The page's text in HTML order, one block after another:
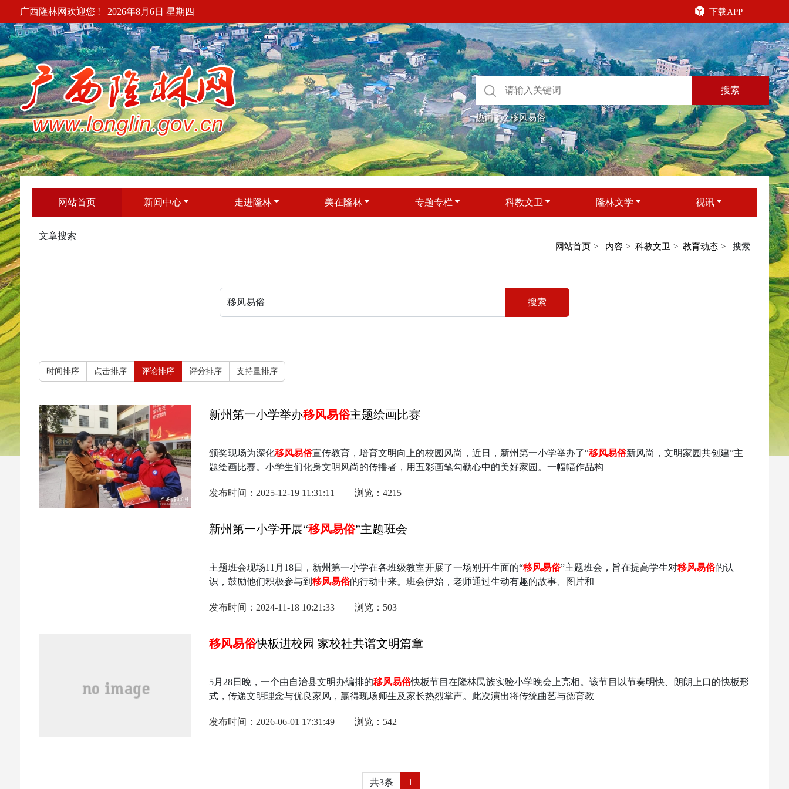
广西隆林网欢迎您 ! 2026年8月6日 星期四 下载APP
搜索
热词： 移风易俗
网站首页 新闻中心 走进隆林 美在隆林 专题专栏 科教文卫 隆林文学 视讯
网站首页 内容 科教文卫 教育动态 搜索
文章搜索
搜索
时间排序 点击排序 评论排序 评分排序 支持量排序
新州第一小学举办移风易俗主题绘画比赛
颁奖现场为深化移风易俗宣传教育，培育文明向上的校园风尚，近日，新州第一小学举办了“移风易俗新风尚，文明家园共创建”主
题绘画比赛。小学生们化身文明风尚的传播者，用五彩画笔勾勒心中的美好家园。一幅幅作品构
发布时间：2025-12-19 11:31:11 浏览：4215
新州第一小学开展“移风易俗”主题班会
主题班会现场11月18日，新州第一小学在各班级教室开展了一场别开生面的“移风易俗”主题班会，旨在提高学生对移风易俗的认
识，鼓励他们积极参与到 移风易俗的行动中来。班会伊始，老师通过生动有趣的故事、图片和
发布时间：2024-11-18 10:21:33 浏览：503
移风易俗快板进校园 家校社共谱文明篇章
5月28日晚，一个由自治县文明办编排的移风易俗快板节目在隆林民族实验小学晚会上亮相。该节目以节奏明快、朗朗上口的快板形
式，传递文明理念与优良家风，赢得现场师生及家长热烈掌声。此次演出将传统曲艺与德育教
发布时间：2026-06-01 17:31:49 浏览：542
共3条 1